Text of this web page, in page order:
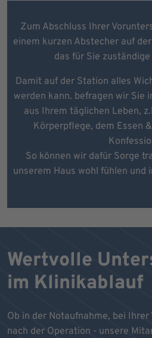
Zum Abschluss Ihrer
einem kurzen Abstecher auf
das für Sie
Damit auf der Station alles
werden kann. befragen wir Sie
aus Ihrem täglichen Leben,
Körperpflege, dem Essen
So können wir dafür Sorge
unserem Haus wohl fühlen und
Wertvolle
im Klinikablauf
Ob in der Notaufnahme, bei
nach der Operation - unsere